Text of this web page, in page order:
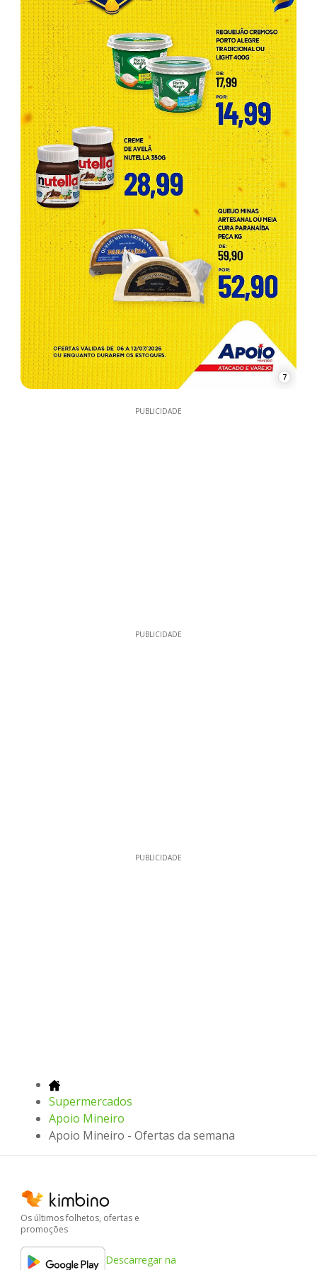
7
PUBLICIDADE
PUBLICIDADE
PUBLICIDADE
Supermercados
Apoio Mineiro
Apoio Mineiro - Ofertas da semana
Os últimos folhetos, ofertas e
promoções
Descarregar na